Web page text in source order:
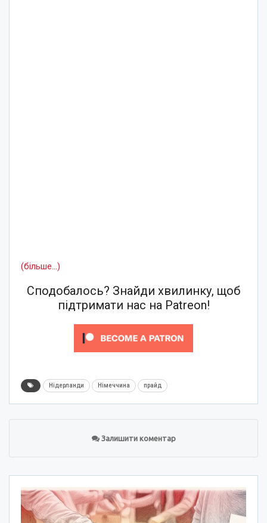
(більше…)
Сподобалось? Знайди хвилинку, щоб
підтримати нас на Patreon!
Нідерланди Німеччина прайд
Залишити коментар